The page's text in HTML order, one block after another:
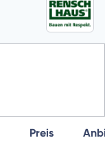
Preis